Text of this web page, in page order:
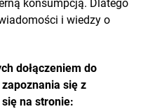
konsumpcją. Dlatego
i wiedzy o
dołączeniem do
się z
na stronie: